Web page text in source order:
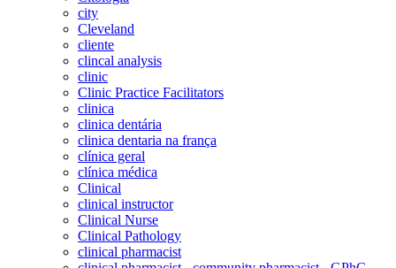
city
Cleveland
cliente
clincal analysis
clinic
Clinic Practice Facilitators
clinica
clinica dentária
clinica dentaria na frança
clínica geral
clínica médica
Clinical
clinical instructor
Clinical Nurse
Clinical Pathology
clinical pharmacist